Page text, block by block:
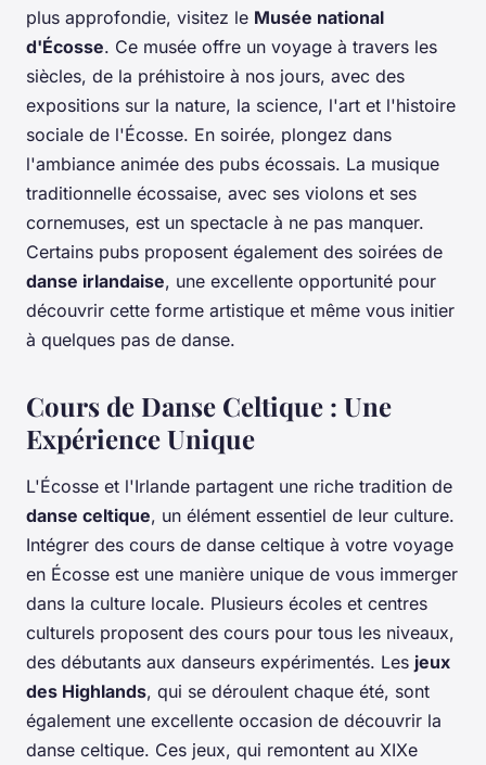
plus approfondie, visitez le Musée national
d'Écosse. Ce musée offre un voyage à travers les
siècles, de la préhistoire à nos jours, avec des
expositions sur la nature, la science, l'art et l'histoire
sociale de l'Écosse. En soirée, plongez dans
l'ambiance animée des pubs écossais. La musique
traditionnelle écossaise, avec ses violons et ses
cornemuses, est un spectacle à ne pas manquer.
Certains pubs proposent également des soirées de
danse irlandaise, une excellente opportunité pour
découvrir cette forme artistique et même vous initier
à quelques pas de danse.
Cours de Danse Celtique : Une
Expérience Unique
L'Écosse et l'Irlande partagent une riche tradition de
danse celtique, un élément essentiel de leur culture.
Intégrer des cours de danse celtique à votre voyage
en Écosse est une manière unique de vous immerger
dans la culture locale. Plusieurs écoles et centres
culturels proposent des cours pour tous les niveaux,
des débutants aux danseurs expérimentés. Les jeux
des Highlands, qui se déroulent chaque été, sont
également une excellente occasion de découvrir la
danse celtique. Ces jeux, qui remontent au XIXe